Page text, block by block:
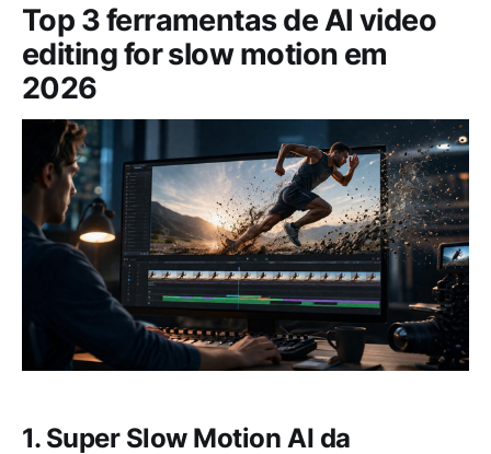
Top 3 ferramentas de AI video
editing for slow motion em
2026
1. Super Slow Motion AI da